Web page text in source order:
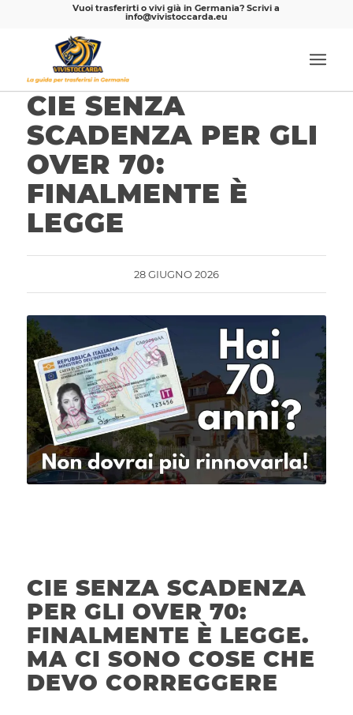
Vuoi trasferirti o vivi già in Germania? Scrivi a
info@vivistoccarda.eu
CIE SENZA
SCADENZA PER GLI
OVER 70:
FINALMENTE È
LEGGE
28 GIUGNO 2026
CIE SENZA SCADENZA
PER GLI OVER 70:
FINALMENTE È LEGGE.
MA CI SONO COSE CHE
DEVO CORREGGERE